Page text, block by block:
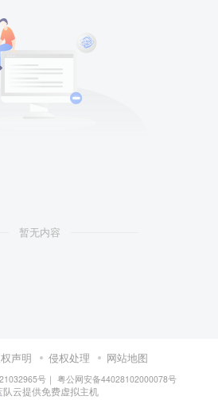
暂无内容
声明 侵权处理 网站地图
号 ｜ 粤公网安备44028102000078号
队云提供免费虚拟主机